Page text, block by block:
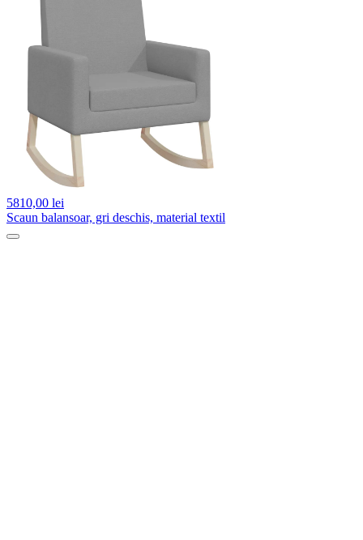
5810,00 lei
Scaun balansoar, gri deschis, material textil